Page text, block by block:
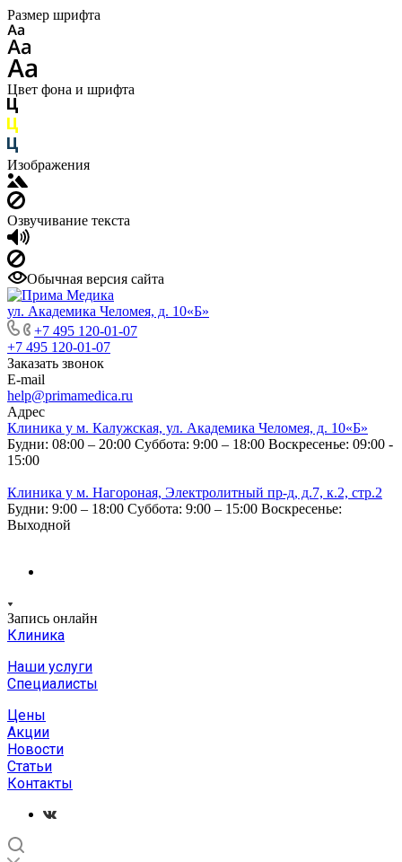
Размер шрифта
Цвет фона и шрифта
Изображения
Озвучивание текста
Обычная версия сайта
ул. Академика Челомея, д. 10«Б»
+7 495 120-01-07
+7 495 120-01-07
Заказать звонок
E-mail
help@primamedica.ru
Адрес
Клиника у м. Калужская, ул. Академика Челомея, д. 10«Б»
Будни: 08:00 – 20:00 Суббота: 9:00 – 18:00 Воскресенье: 09:00 -
15:00
Клиника у м. Нагороная, Электролитный пр-д, д.7, к.2, стр.2
Будни: 9:00 – 18:00 Суббота: 9:00 – 15:00 Воскресенье:
Выходной
Запись онлайн
Клиника
Наши услуги
Специалисты
Цены
Акции
Новости
Статьи
Контакты